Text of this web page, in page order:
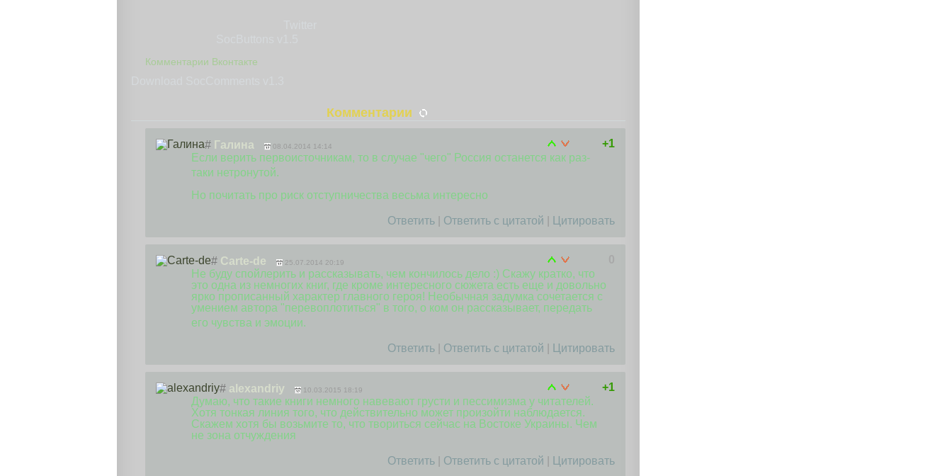
Комментарии Вконтакте
Комментарии
+1
# Галина 08.04.2014 14:14
Если верить первоисточникам, то в случае "чего" Россия останется как раз-
таки нетронутой.
Но почитать про риск отступничества весьма интересно
Ответить| Ответить с цитатой Цитировать
# Carte-de 25.07.2014 20:19
Не буду спойлерить и рассказывать, чем кончилось дело :) Скажу кратко, что
это одна из немногих книг, где кроме интересного сюжета есть еще и довольно
ярко прописанный характер главного героя! Необычная задумка сочетается с
умением автора "перевоплотиться" в того, о ком он рассказывает, передать
его чувства и эмоции.
Ответить| Ответить с цитатой Цитировать
+1
# alexandriy 10.03.2015 18:19
Думаю, что такие книги немного навевают грусти и пессимизма у читателей.
Хотя тонкая линия того, что действительно может произойти наблюдается.
Скажем хотя бы возьмите то, что твориться сейчас на Востоке Украины. Чем
не зона отчуждения
Ответить| Ответить с цитатой Цитировать